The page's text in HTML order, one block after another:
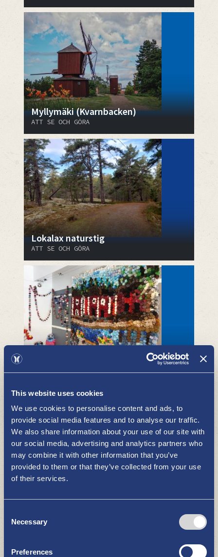
This website uses cookies
We use cookies to personalise content and ads, to
provide social media features and to analyse our traffic.
We also share information about your use of our site with
our social media, advertising and analytics partners who
may combine it with other information that you’ve
provided to them or that they’ve collected from your use
of their services.
Selection
Necessary
Preferences
Myllymäki (Kvarnbacken)
ATT SE OCH GÖRA
Lokalax naturstig
ATT SE OCH GÖRA
ATT SE OCH GÖRA
ATT SE OCH GÖRA